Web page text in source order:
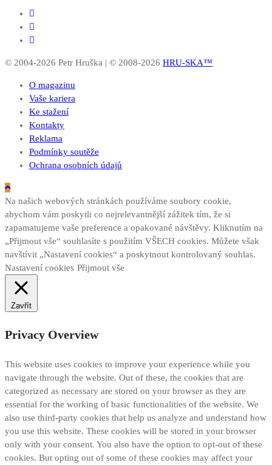
© 2004-2026 Petr Hruška | © 2008-2026 HRU-SKA™
O magazinu
Vaše kariera
Ke stažení
Kontakty
Reklama
Podmínky soutěže
Ochrana osobních údajů
Na našich webových stránkách používáme soubory cookie,
abychom vám poskytli co nejrelevantnější zážitek tím, že si
zapamatujeme vaše preference a opakované návštěvy. Kliknutím na
„Přijmout vše“ souhlasíte s použitím VŠECH cookies. Můžete však
navštívit „Nastavení cookies“ a poskytnout kontrolovaný souhlas.
Nastavení cookies Přijmout vše
Zavřít
Privacy Overview
This website uses cookies to improve your experience while you
navigate through the website. Out of these, the cookies that are
categorized as necessary are stored on your browser as they are
essential for the working of basic functionalities of the website. We
also use third-party cookies that help us analyze and understand how
you use this website. These cookies will be stored in your browser
only with your consent. You also have the option to opt-out of these
cookies. But opting out of some of these cookies may affect your